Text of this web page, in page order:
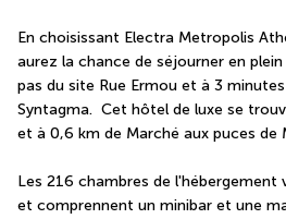
En choisissant Electra Metropolis
aurez la chance de séjourner en
pas du site Rue Ermou et à 3
Syntagma.  Cet hôtel de luxe se
et à 0,6 km de Marché aux puces de
Les 216 chambres de
et comprennent un minibar et une